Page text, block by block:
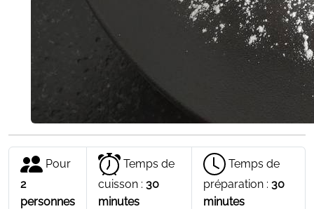
Pour
2
personnes
Temps de
cuisson : 30
minutes
Temps de
préparation : 30
minutes